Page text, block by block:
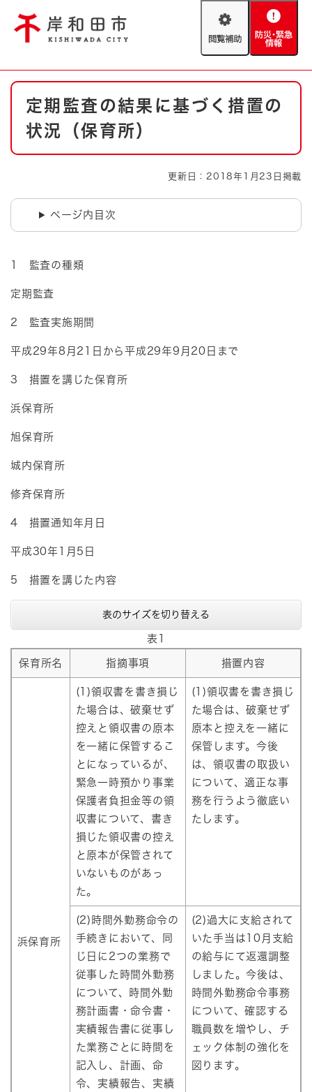
閲
助
防
緊
情
やさしい日本語
防災・緊急情報 救急・消防
ハザードマップ
本
定期監査の結果に基づく措置の
状況（保育所）
更新日：2018年1月23日掲載
ページ内目次
1 監査の種類
定期監査
2 監査実施期間
平成29年8月21日から平成29年9月20日まで
3 措置を講じた保育所
浜保育所
旭保育所
城内保育所
修斉保育所
4 措置通知年月日
平成30年1月5日
5 措置を講じた内容
表のサイズを切り替える
表1
保育所名 指摘事項 措置内容
浜保育所
(1)領収書を書き損じ
た場合は、破棄せず
控えと領収書の原本
を一緒に保管するこ
とになっているが、
緊急一時預かり事業
保護者負担金等の領
収書について、書き
損じた領収書の控え
と原本が保管されて
いないものがあっ
た。
(1)領収書を書き損じ
た場合は、破棄せず
原本と控えを一緒に
保管します。今後
は、領収書の取扱い
について、適正な事
務を行うよう徹底い
たします。
(2)時間外勤務命令の
手続きにおいて、同
じ日に2つの業務で
従事した時間外勤務
について、時間外勤
務計画書・命令書・
実績報告書に従事し
た業務ごとに時間を
記入し、計画、命
令、実績報告、実績
(2)過大に支給されて
いた手当は10月支給
の給与にて返還調整
しました。今後は、
時間外勤務命令事務
について、確認する
職員数を増やし、チ
ェック体制の強化を
図ります。